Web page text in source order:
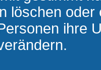
löschen
ihre